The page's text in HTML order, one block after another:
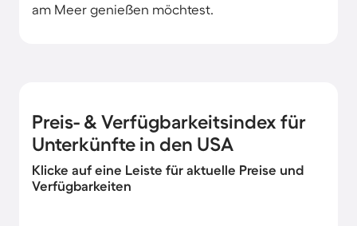
am Meer genießen möchtest.
Preis- & Verfügbarkeitsindex für
Unterkünfte in den USA
Klicke auf eine Leiste für aktuelle Preise und
Verfügbarkeiten